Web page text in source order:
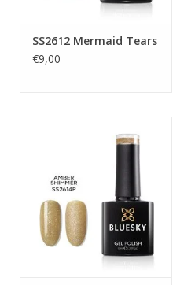
SS2612 Mermaid Tears
€9,00